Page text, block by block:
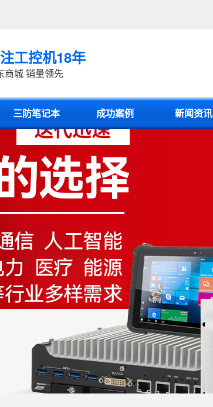
工控机18年
商城 销量领先
三防笔记本 成功案例 新闻资讯